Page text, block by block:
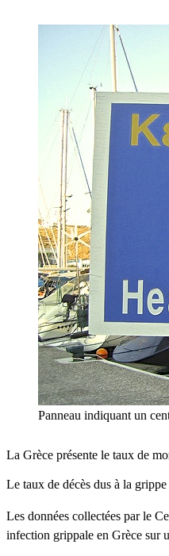
Panneau indiquant un
La Grèce présente le taux de
Le taux de décès dus à la
Les données collectées par le
infection grippale en Grèce sur